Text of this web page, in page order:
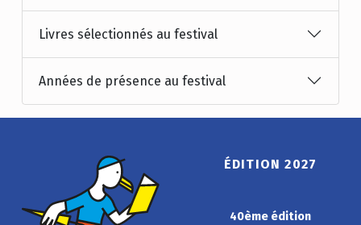
Livres sélectionnés au festival
Années de présence au festival
ÉDITION 2027
40ème édition